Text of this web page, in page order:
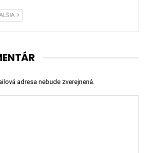
adresa nebude zverejnená.